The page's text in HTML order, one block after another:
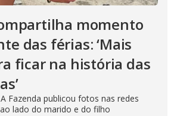
momento
das férias: ‘Mais
ficar na história das
Fazenda publicou fotos nas redes
lado do marido e do filho